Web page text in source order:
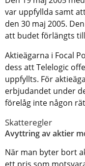
var uppfyllda samt
den 30 maj 2005.
att budet förlängts
Aktieägarna i Focal
dess att Telelogic
uppfyllts. För
erbjudandet under
förelåg inte någon
Skatteregler
Avyttring av aktier
När man byter bort